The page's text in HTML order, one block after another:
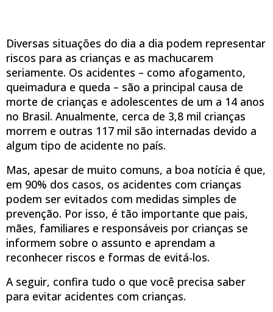
Diversas situações do dia a dia podem representar
riscos para as crianças e as machucarem
seriamente. Os acidentes – como afogamento,
queimadura e queda – são a principal causa de
morte de crianças e adolescentes de um a 14 anos
no Brasil. Anualmente, cerca de 3,8 mil crianças
morrem e outras 117 mil são internadas devido a
algum tipo de acidente no país.
Mas, apesar de muito comuns, a boa notícia é que,
em 90% dos casos, os acidentes com crianças
podem ser evitados com medidas simples de
prevenção. Por isso, é tão importante que pais,
mães, familiares e responsáveis por crianças se
informem sobre o assunto e aprendam a
reconhecer riscos e formas de evitá-los.
A seguir, confira tudo o que você precisa saber
para evitar acidentes com crianças.